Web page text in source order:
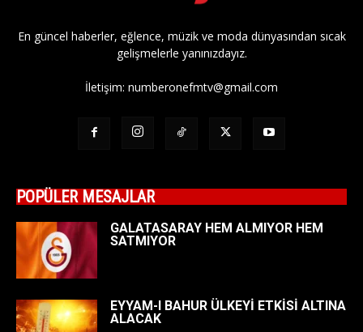
En güncel haberler, eğlence, müzik ve moda dünyasından sıcak
gelişmelerle yanınızdayız.
İletişim: numberonefmtv@gmail.com
POPÜLER MESAJLAR
GALATASARAY HEM ALMIYOR HEM
SATMIYOR
EYYAM-I BAHUR ÜLKEYİ ETKİSİ ALTINA
ALACAK